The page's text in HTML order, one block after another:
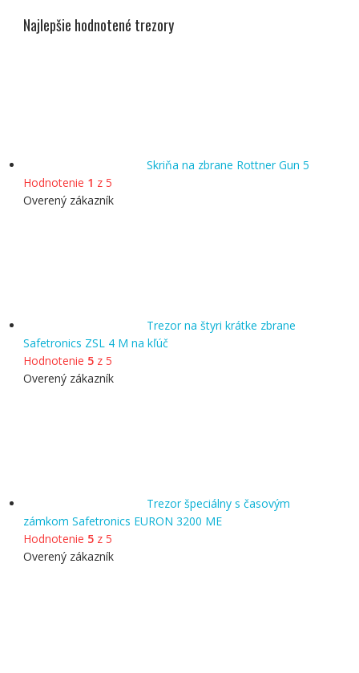
Najlepšie hodnotené trezory
Skriňa na zbrane Rottner Gun 5
Hodnotenie 1 z 5
Overený zákazník
Trezor na štyri krátke zbrane
Safetronics ZSL 4 M na kľúč
Hodnotenie 5z 5
Overený zákazník
Trezor špeciálny s časovým
zámkom Safetronics EURON 3200 ME
Hodnotenie 5z 5
Overený zákazník